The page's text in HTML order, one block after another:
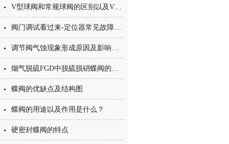
V型球阀和常规球阀的区别以及V型球阀的优势
阀门调试看过来-定位器常见故障及办法
调节阀气蚀现象形成原因及影响有哪些？
烟气脱硫FGD中脱硫脱硝蝶阀的如何选择？和普通蝶阀的区别在哪里？
蝶阀的优缺点及结构图
蝶阀的用途以及作用是什么？
硬密封蝶阀的特点